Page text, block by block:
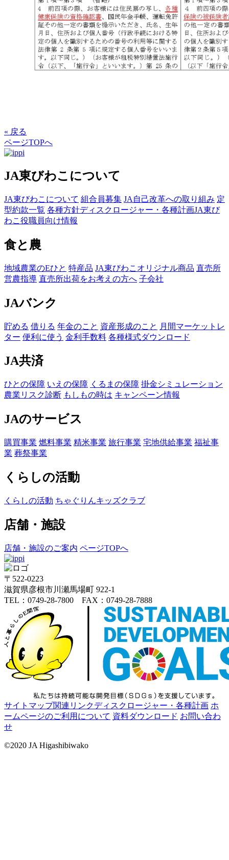
« 戻る
ページTOPへ
JA東びわこについて
JA東びわこについて 組合員募集 JA自己改革への取り組み 定
型約款一覧 各種方針ディスクロージャー・各種計画JA東び
わこ役職員向け情報
食と農
地域農業のEひと 特産品 JA東びわこオリジナル商品 直売所
営農指導 直売所出荷をお考えの方へ 子会社
JAバンク
貯める 借りる 年金のこと 資産形成のこと 月間マーケットレ
ター 便利に使う 金利手数料 各種様式ダウンロード
JA共済
ひとの保障 いえの保障 くるまの保障 掛金シミュレーション
農業リスク診断 もしもの時は キャンペーン情報
JAのサービス
購買事業 燃料事業 精米事業 旅行事業 宅地供給事業 福祉事
業 葬祭事業
くらしの活動
くらしの活動 ちゃぐりんキッズクラブ
店舗・施設
店舗・施設のご案内 ページTOPへ
〒522-0223
滋賀県彦根市川瀬馬場町 922-1
TEL：0749-28-7800 FAX：0749-28-7888
サイトマップ関連リンクディスクロージャー・各種計画 ホ
ームページのご利用について 資料ダウンロード お問い合わ
せ
©2020 JA Higashibiwako